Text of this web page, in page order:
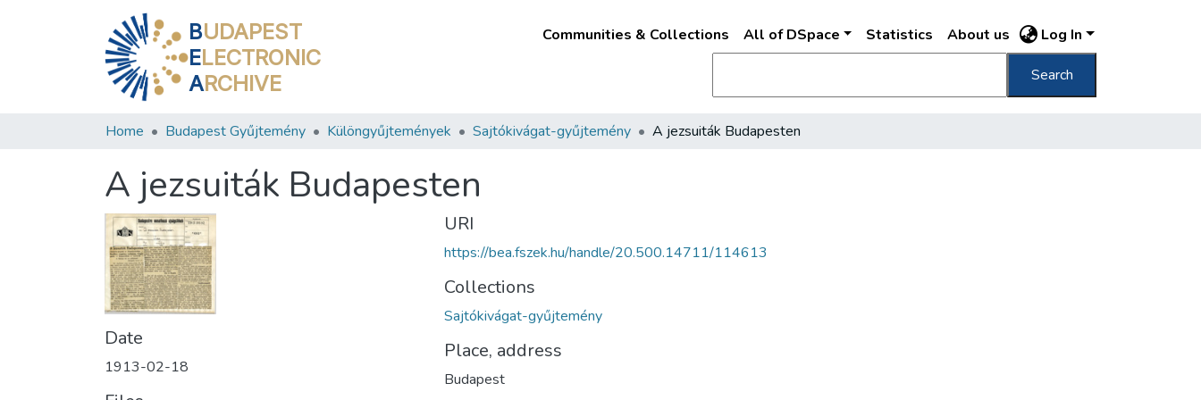
BUDAPEST
ELECTRONIC
ARCHIVE
Communities & Collections All of DSpace Statistics About us Log In
Search
Home Budapest Gyűjtemény Különgyűjtemények Sajtókivágat-gyűjtemény A jezsuiták Budapesten
A jezsuiták Budapesten
Date
1913-02-18
URI
https://bea.fszek.hu/handle/20.500.14711/114613
Collections
Sajtókivágat-gyűjtemény
Place, address
Budapest